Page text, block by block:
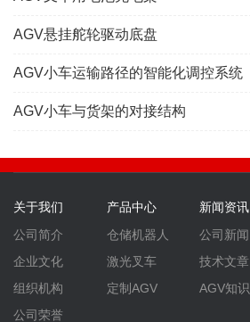
AGV悬挂舵轮驱动底盘
AGV小车运输路径的智能化调控系统
AGV小车与货架的对接结构
关于我们
公司简介
企业文化
组织机构
公司荣誉
产品中心
仓储机器人
激光叉车
定制AGV
新闻资讯
公司新闻
技术文章
AGV知识